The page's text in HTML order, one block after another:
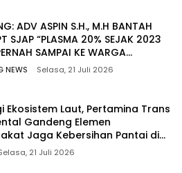
ADV ASPIN S.H., M.H BANTAH
SJAP “PLASMA 20% SEJAK 2023
SAMPAI KE WARGA
NEWS Selasa, 21 Juli 2026
Ekosistem Laut, Pertamina Trans
Gandeng Elemen
Jaga Kebersihan Pantai di
21 Juli 2026